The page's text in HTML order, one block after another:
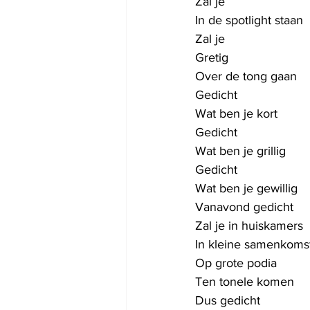
In de spotlight staan
Zal je
Gretig
Over de tong gaan
Gedicht
Wat ben je kort
Gedicht
Wat ben je grillig
Gedicht
Wat ben je gewillig
Vanavond gedicht
Zal je in huiskamers
In kleine
Op grote podia
Ten tonele komen
Dus gedicht